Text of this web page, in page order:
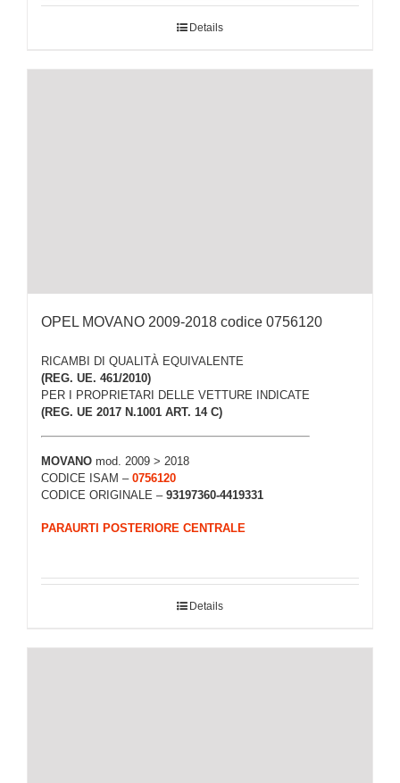
Details
OPEL MOVANO 2009-2018 codice 0756120
RICAMBI DI QUALITÀ EQUIVALENTE
(REG. UE. 461/2010)
PER I PROPRIETARI DELLE VETTURE INDICATE
(REG. UE 2017 N.1001 ART. 14 C)
MOVANO mod. 2009 > 2018
CODICE ISAM – 0756120
CODICE ORIGINALE – 93197360-4419331
PARAURTI POSTERIORE CENTRALE
Details